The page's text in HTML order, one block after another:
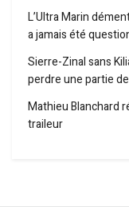
L’Ultra Marin
a jamais été
Sierre-Zinal sans
perdre une partie
Mathieu Blanchard
traileur